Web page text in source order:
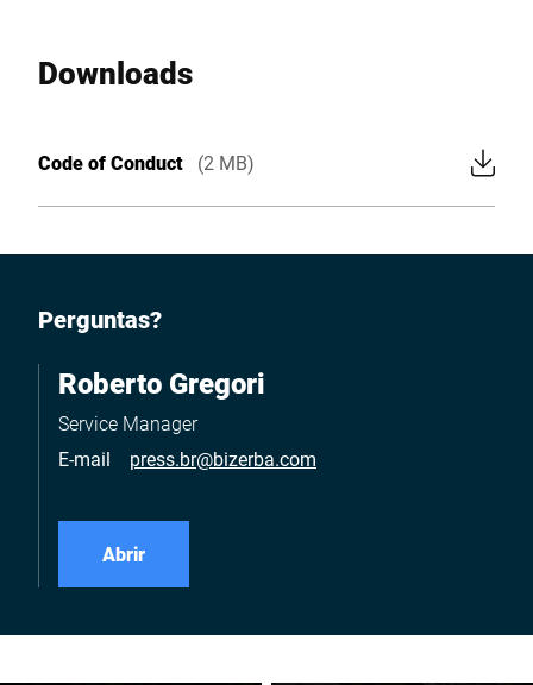
Downloads
Code of Conduct (2 MB)
Perguntas?
Roberto Gregori
Service Manager
E-mail
press.br@bizerba.com
Abrir